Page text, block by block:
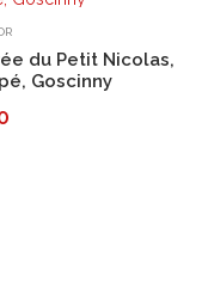
du Petit Nicolas,
Goscinny